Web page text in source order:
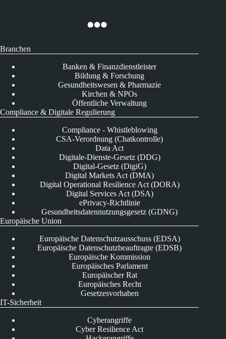
Branchen
Banken & Finanzdienstleister
Bildung & Forschung
Gesundheitswesen & Pharmazie
Kirchen & NPOs
Öffentliche Verwaltung
Compliance & Digitale Regulierung
Compliance - Whistleblowing
CSA-Verordnung (Chatkontrolle)
Data Act
Digitale-Dienste-Gesetz (DDG)
Digital-Gesetz (DigiG)
Digital Markets Act (DMA)
Digital Operational Resilience Act (DORA)
Digital Services Act (DSA)
ePrivacy-Richtlinie
Gesundheitsdatennutzungsgesetz (GDNG)
Europäische Union
Europäische Datenschutzausschuss (EDSA)
Europäische Datenschutzbeauftragte (EDSB)
Europäische Kommission
Europäisches Parlament
Europäischer Rat
Europäisches Recht
Gesetzesvorhaben
IT-Sicherheit
Cyberangriffe
Cyber Resilience Act